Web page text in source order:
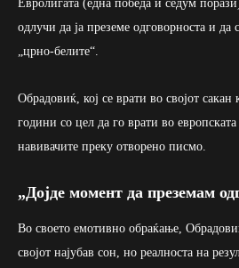
Евролигата (една победа и седум
одлучи да ја преземе одговорноста и да
„црно-белите“.
Обрадовиќ, кој се врати во својот
години со цел да го врати во
навивачите преку отворено писмо.
„Дојде момент да преземам
Во своето емотивно обраќање,
својот најубав сон, но реалноста на